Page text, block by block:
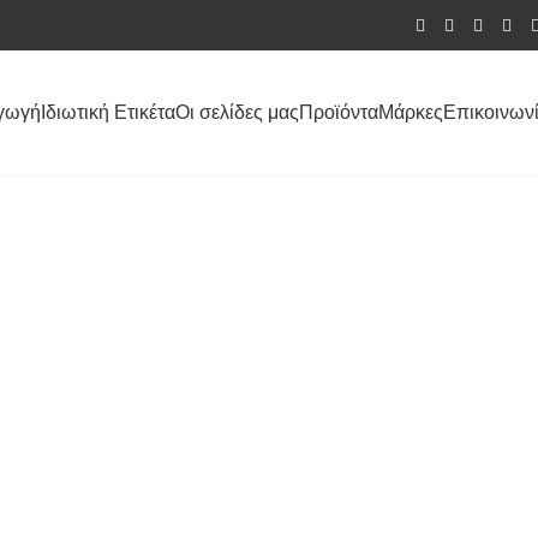
Ιδιωτική ΕτικέταΟι σελίδες μαςΠροϊόνταΜάρκες